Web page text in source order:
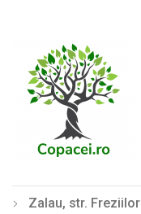
Zalau, str. Freziilor